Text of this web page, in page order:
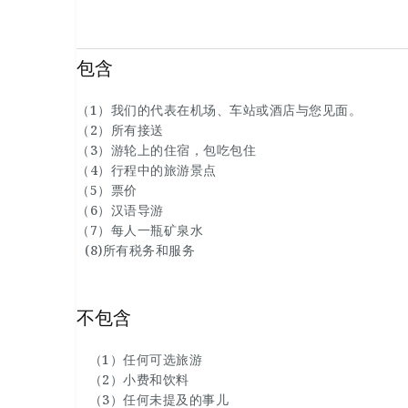
您将看的旅游景点是卡纳克神庙、卢克索神庙、
包含
（1）我们的代表在机场、车站或酒店与您见面。
（2）所有接送
（3）游轮上的住宿，包吃包住
（4）行程中的旅游景点
（5）票价
（6）汉语导游
（7）每人一瓶矿泉水
(8)所有税务和服务
不包含
（1）任何可选旅游
（2）小费和饮料
（3）任何未提及的事儿